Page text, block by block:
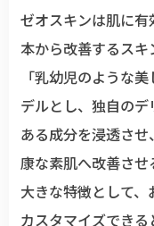
ゼオスキンは肌に
本から改善するスキ
「乳幼児のような
デルとし、独自の
ある成分を浸透さ
康な素肌へ改善させ
大きな特徴として
カスタマイズでき